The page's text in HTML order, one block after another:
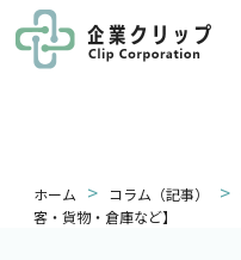
ホーム > コラム（記事） >
客・貨物・倉庫など】